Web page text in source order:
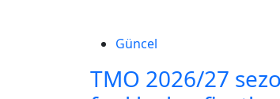
Güncel
TMO 2026/27